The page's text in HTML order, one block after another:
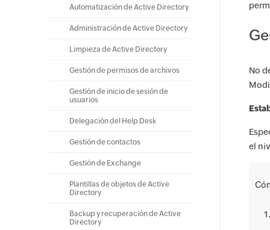
Automatización de Active Directory
Administración de Active Directory
Limpieza de Active Directory
Gestión de permisos de archivos
Gestión de inicio de sesión de
usuarios
Delegación del Help Desk
Gestión de contactos
Gestión de Exchange
Plantillas de objetos de Active
Directory
Backup y recuperación de Active
Directory
No
el